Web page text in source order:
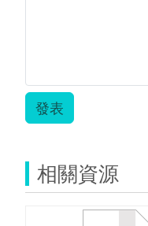
發表
相關資源